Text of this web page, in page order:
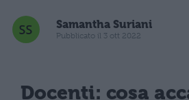
Samantha Suriani
Pubblicato il 3 ott 2022
Docenti: cosa